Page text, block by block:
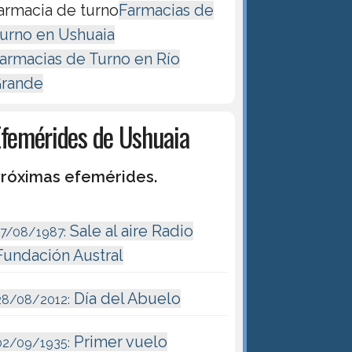
de turnoFarmacias de
en Ushuaia
de Turno en Río
de Ushuaia
efemérides.
08/1987: Sale al aire Radio
Austral
08/2012: Día del Abuelo
09/1935: Primer vuelo